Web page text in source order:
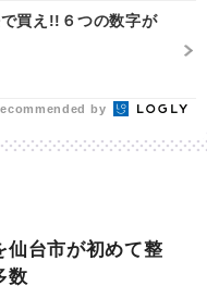
買え!!６つの数字が
by
仙台市が初めて整
数